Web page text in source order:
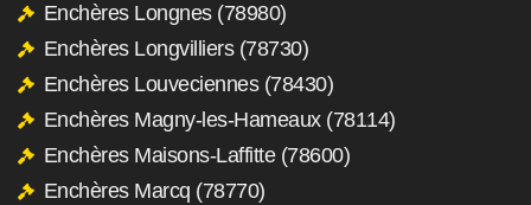
Enchères Longnes (78980)
Enchères Longvilliers (78730)
Enchères Louveciennes (78430)
Enchères Magny-les-Hameaux (78114)
Enchères Maisons-Laffitte (78600)
Enchères Marcq (78770)